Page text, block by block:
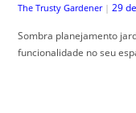
The Trusty Gardener | 29
Sombra planejamento
funcionalidade no seu